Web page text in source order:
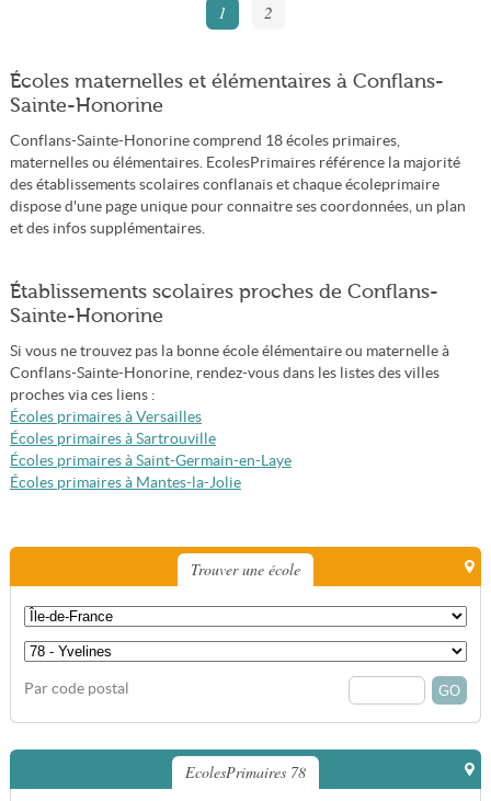
1 2
Écoles maternelles et élémentaires à Conflans-
Sainte-Honorine
Conflans-Sainte-Honorine comprend 18 écoles primaires,
maternelles ou élémentaires. EcolesPrimaires référence la majorité
des établissements scolaires conflanais et chaque écoleprimaire
dispose d'une page unique pour connaitre ses coordonnées, un plan
et des infos supplémentaires.
Établissements scolaires proches de Conflans-
Sainte-Honorine
Si vous ne trouvez pas la bonne école élémentaire ou maternelle à
Conflans-Sainte-Honorine, rendez-vous dans les listes des villes
proches via ces liens :
Écoles primaires à Versailles
Écoles primaires à Sartrouville
Écoles primaires à Saint-Germain-en-Laye
Écoles primaires à Mantes-la-Jolie
Trouver une école
Par code postal
EcolesPrimaires 78